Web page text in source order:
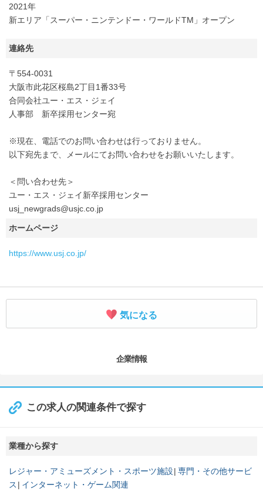
2021年
新エリア「スーパー・ニンテンドー・ワールドTM」オープン
連絡先
〒554-0031
大阪市此花区桜島2丁目1番33号
合同会社ユー・エス・ジェイ
人事部 新卒採用センター宛
※現在、電話でのお問い合わせは行っておりません。
以下宛先まで、メールにてお問い合わせをお願いいたします。
＜問い合わせ先＞
ユー・エス・ジェイ新卒採用センター
usj_newgrads@usjc.co.jp
ホームページ
https://www.usj.co.jp/
気になる
企業情報
この求人の関連条件で探す
業種から探す
レジャー・アミューズメント・スポーツ施設 専門・その他サービ
ス
インターネット・ゲーム関連